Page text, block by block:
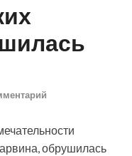
обрушилась